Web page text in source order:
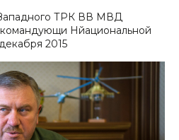
ТРК ВВ МВД
командующи Нйациональной
2015